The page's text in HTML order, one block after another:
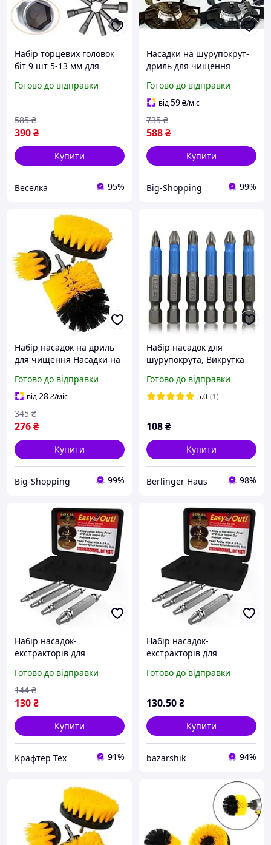
Набір торцевих головок
біт 9 шт 5-13 мм для
універсальні насадки для
FLAME
Готово до відправки
390₴
585 ₴
Купити
Веселка 95%
Насадки на шурупокрут-
дриль для чищення
для хімчистки на
шурупокрут Насадки
набір для шурупокрута
Готово до відправки
від59₴/міс
588₴
735 ₴
Купити
Big-Shopping 99%
Набір насадок на дриль
для чищення Насадки на
чищення автомобіля
Насадки набір для
шурупокрута
Готово до відправки
від28₴/міс
276₴
345 ₴
Купити
Big-Shopping 99%
Набір насадок для
шурупокрута, Викрутка
Готово до відправки
5.0 (1)
108₴
Купити
Berlinger Haus 98%
Набір насадок-
екстракторів для
4 шт Свердла для
викручування
пошкоджених болтів,
гайок і саморізів
Готово до відправки
130₴
144 ₴
Купити
Крафтер Тех 91%
Набір насадок-
екстракторів для
4 шт Свердла для
пошкоджених болтів,
гайок і саморізів
Готово до відправки
130.50₴
Купити
bazarshik 94%